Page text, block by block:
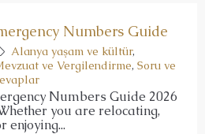
Numbers Guide
Alanya yaşam ve kültür,
ve Vergilendirme, Soru ve
Numbers Guide 2026
you are relocating,
enjoying...